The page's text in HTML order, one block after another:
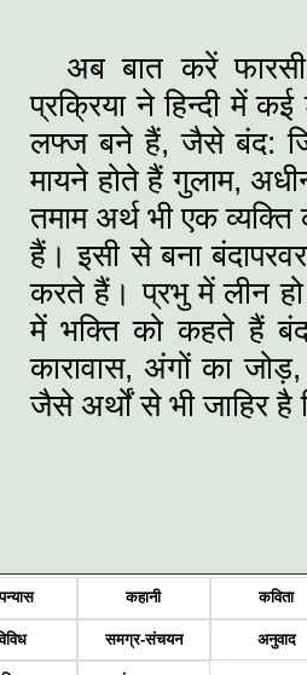
अब बात करें
प्रक्रिया ने हिन्दी में
लफ्ज बने हैं, जैसे बंद:
मायने होते हैं गुलाम,
तमाम अर्थ भी एक
हैं। इसी से बना
करते हैं। प्रभु में लीन हो
में भक्ति को कहते हैं
कारावास, अंगों का
जैसे अर्थों से भी जाहिर
कहानी कविता
समग्र-संचयन अनुवाद